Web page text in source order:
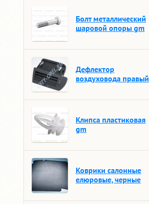
Болт металлический
шаровой опоры gm
Дефлектор
воздуховода правый
Клипса пластиковая
gm
Коврики салонные
елюровые, черные